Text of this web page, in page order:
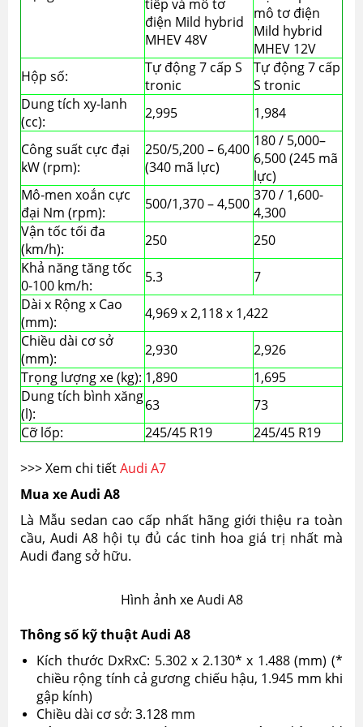
tiếp và mô tơ
điện Mild hybrid
MHEV 48V
mô tơ điện
Mild hybrid
MHEV 12V
Hộp số:
Tự động 7 cấp S
tronic
Tự động 7 cấp
S tronic
Dung tích xy-lanh
(cc):
2,995 1,984
Công suất cực đại
kW (rpm):
250/5,200 – 6,400
(340 mã lực)
180 / 5,000–
6,500 (245 mã
lực)
Mô-men xoắn cực
đại Nm (rpm):
500/1,370 – 4,500 370 / 1,600-
4,300
Vận tốc tối đa
(km/h):
250
250
Khả năng tăng tốc
0-100 km/h:
5.3
7
Dài x Rộng x Cao
(mm):
4,969 x 2,118 x 1,422
Chiều dài cơ sở
(mm):
2,930
2,926
Trọng lượng xe (kg): 1,890
1,695
Dung tích bình xăng
(l):
63
73
Cỡ lốp:
245/45 R19
245/45 R19
>>> Xem chi tiếtAudi A7
Mua xe Audi A8
Là Mẫu sedan cao cấp nhất hãng giới thiệu ra toàn
cầu, Audi A8 hội tụ đủ các tinh hoa giá trị nhất mà
Audi đang sở hữu.
Hình ảnh xe Audi A8
Thông số kỹ thuật Audi A8
Kích thước DxRxC: 5.302 x 2.130* x 1.488 (mm) (*
chiều rộng tính cả gương chiếu hậu, 1.945 mm khi
gập kính)
Chiều dài cơ sở: 3.128 mm